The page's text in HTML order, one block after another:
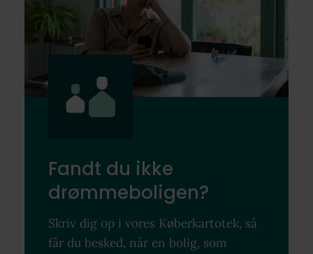
Fandt du ikke
drømmeboligen?
Skriv dig op i vores Køberkartotek, så
får du besked, når en bolig, som